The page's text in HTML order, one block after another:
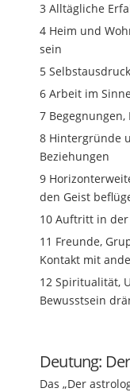
3 Alltägliche
4 Heim und
sein
5
6 Arbeit im
7
8 Hintergründe
Beziehungen
9
den Geist
10 Auftritt in
11 Freunde,
Kontakt mit
12 Spiritualität,
Bewusstsein
Deutung:
Das „Der